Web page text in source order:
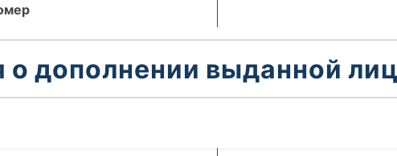
дополнении выданной